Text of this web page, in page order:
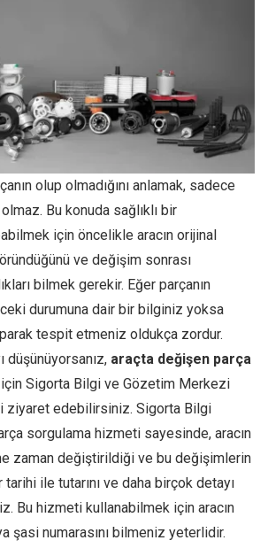
olup olmadığını anlamak, sadece
Bu konuda sağlıklı bir
için öncelikle aracın orijinal
ve değişim sonrası
bilmek gerekir. Eğer parçanın
durumuna dair bir bilginiz yoksa
tespit etmeniz oldukça zordur.
düşünüyorsanız, araçta değişen parça
Sigorta Bilgi ve Gözetim Merkezi
ziyaret edebilirsiniz. Sigorta Bilgi
sorgulama hizmeti sayesinde, aracın
ne zaman değiştirildiği ve bu değişimlerin
ile tutarını ve daha birçok detayı
Bu hizmeti kullanabilmek için aracın
şasi numarasını bilmeniz yeterlidir.